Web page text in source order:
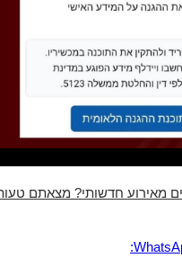
מאירוע חדשותי? מצאתם